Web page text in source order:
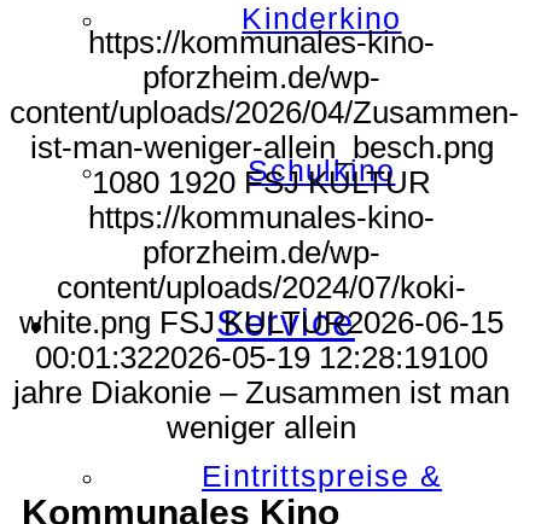
Kinderkino
Schulkino
Service
Eintrittspreise &
https://kommunales-kino-
pforzheim.de/wp-
content/uploads/2026/04/Zusammen-
ist-man-weniger-allein_besch.png
1080 1920 FSJ KULTUR
https://kommunales-kino-
pforzheim.de/wp-
content/uploads/2024/07/koki-
white.png FSJ KULTUR2026-06-15
00:01:322026-05-19 12:28:19100
jahre Diakonie – Zusammen ist man
weniger allein
Kommunales Kino